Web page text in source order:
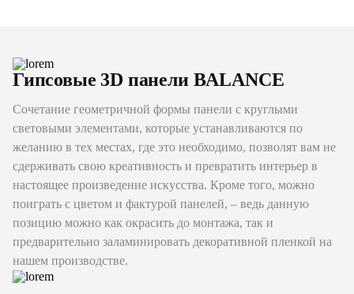
Гипсовые 3D панели BALANCE
Сочетание геометричной формы панели с круглыми
световыми элементами, которые устанавливаются по
желанию в тех местах, где это необходимо, позволят вам не
сдерживать свою креативность и превратить интерьер в
настоящее произведение искусства. Кроме того, можно
поиграть с цветом и фактурой панелей, – ведь данную
позицию можно как окрасить до монтажа, так и
предварительно заламинировать декоративной пленкой на
нашем производстве.